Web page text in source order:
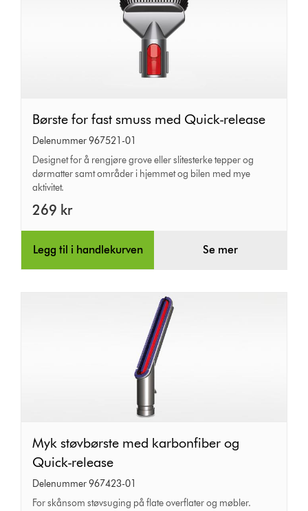
Børste
for
fast
smuss
med
Quick-
release
Børste for fast smuss med Quick-release
Delenummer 967521-01
Designet for å rengjøre grove eller slitesterke tepper og
dørmatter samt områder i hjemmet og bilen med mye
aktivitet.
269 kr
Legg til i handlekurven Se mer
Myk
støvbørste
med
karbonfiber
Myk støvbørste med karbonfiber og
Quick-release
Delenummer 967423-01
For skånsom støvsuging på flate overflater og møbler.